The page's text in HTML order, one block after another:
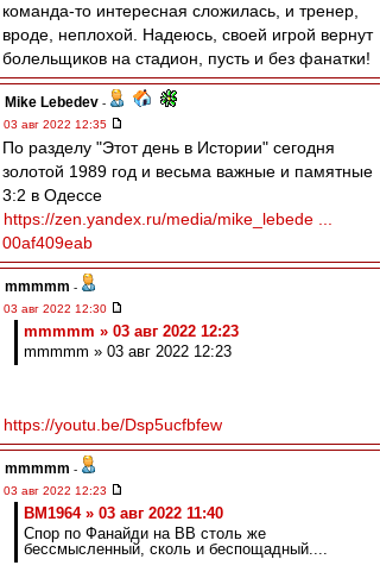
команда-то интересная сложилась, и тренер,
вроде, неплохой. Надеюсь, своей игрой вернут
болельщиков на стадион, пусть и без фанатки!
Mike Lebedev -
03 авг 2022 12:35
По разделу "Этот день в Истории" сегодня
золотой 1989 год и весьма важные и памятные
3:2 в Одессе
https://zen.yandex.ru/media/mike_lebede ...
00af409eab
mmmmm -
03 авг 2022 12:30
mmmmm » 03 авг 2022 12:23
mmmmm » 03 авг 2022 12:23
https://youtu.be/Dsp5ucfbfew
mmmmm -
03 авг 2022 12:23
BM1964 » 03 авг 2022 11:40
Спор по Фанайди на ВВ столь же
бессмысленный, сколь и беспощадный....